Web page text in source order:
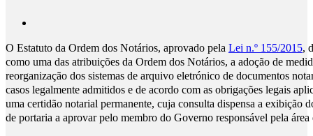
O Estatuto da Ordem dos Notários, aprovado pela Lei n.º 155/2015,
como uma das atribuições da Ordem dos Notários, a adoção de
reorganização dos sistemas de arquivo eletrónico de documentos
casos legalmente admitidos e de acordo com as obrigações legais
uma certidão notarial permanente, cuja consulta dispensa a exibição
de portaria a aprovar pelo membro do Governo responsável pela área